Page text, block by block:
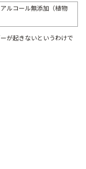
コール無添加（植物
が起きないというわけで